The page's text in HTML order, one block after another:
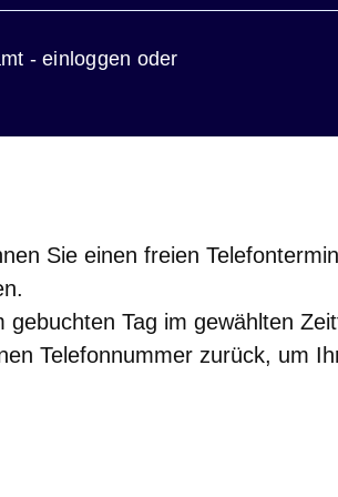
- einloggen oder
Sie einen freien
Tag im gewählten
Telefonnummer zurück, um